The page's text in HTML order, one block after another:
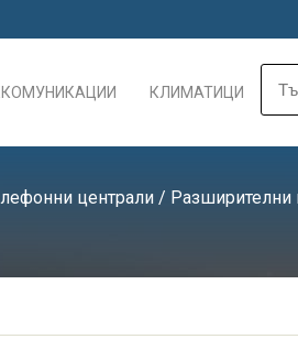
КЛИМАТИЦИ
централи / Разширителни